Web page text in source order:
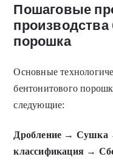
Пошаговые
производства
порошка
Основные
бентонитового
следующие:
Дробление → Сушка
классификация →